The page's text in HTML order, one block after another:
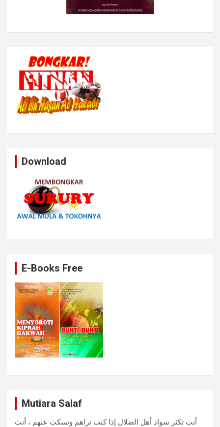
Download
E-Books Free
Mutiara Salaf
أنت تكثر سواد أهل الضلال إذا كنت تراهم وتسكت عنهم ، أنت